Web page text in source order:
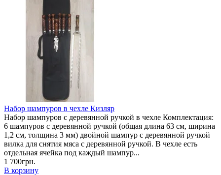
Набор шампуров в чехле Кизляр
Набор шампуров с деревянной ручкой в чехле Комплектация:
6 шампуров с деревянной ручкой (общая длина 63 см, ширина
1,2 см, толщина 3 мм) двойной шампур с деревянной ручкой
вилка для снятия мяса с деревянной ручкой. В чехле есть
отдельная ячейка под каждый шампур...
1 700грн.
В корзину